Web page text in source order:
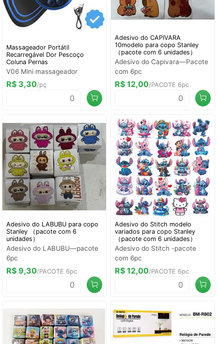
Massageador Portátil
Recarregável Dor Pescoço
Coluna Pernas
V06 Mini massageador
R$ 3,30/pç
Adesivo do CAPIVARA
10modelo para copo Stanley
（pacote com 6 unidades）
Adesivo do Capivara—Pacote
com 6pc
R$ 12,00/PACOTE 6pc
Adesivo do LABUBU para copo
Stanley （pacote com 6
unidades）
Adesivo do LABUBU—pacote
6pc
R$ 9,30/PACOTE 6pc
Adesivo do Stitch modelo
variados para copo Stanley
（pacote com 6 unidades）
Adesivo do Stitch -pacote
com 6pc
R$ 12,00/PACOTE 6pc